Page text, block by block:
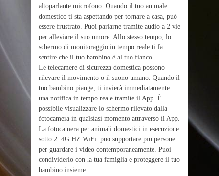
altoparlante microfono. Quando il tuo animale
domestico ti sta aspettando per tornare a casa, può
essere frustrato. Puoi parlarne tramite audio a 2 vie
per alleviare il suo umore. Allo stesso tempo, lo
schermo di monitoraggio in tempo reale ti fa
sentire che il tuo bambino è al tuo fianco.
Le telecamere di sicurezza domestica possono
rilevare il movimento o il suono umano. Quando il
tuo bambino piange, ti invierà immediatamente
una notifica in tempo reale tramite il App. È
possibile visualizzare lo schermo rilevato dalla
fotocamera in qualsiasi momento attraverso il App.
La fotocamera per animali domestici in esecuzione
sotto 2. 4G HZ WiFi. può supportare più persone
per guardare i video contemporaneamente. Puoi
condividerlo con la tua famiglia e proteggere il tuo
bambino insieme.